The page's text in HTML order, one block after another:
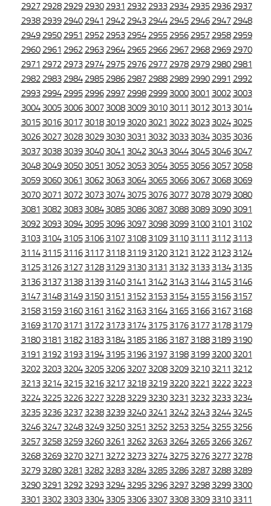
2927 2928 2929 2930 2931 2932 2933 2934 2935 2936 2937
2938 2939 2940 2941 2942 2943 2944 2945 2946 2947 2948
2949 2950 2951 2952 2953 2954 2955 2956 2957 2958 2959
2960 2961 2962 2963 2964 2965 2966 2967 2968 2969 2970
2971 2972 2973 2974 2975 2976 2977 2978 2979 2980 2981
2982 2983 2984 2985 2986 2987 2988 2989 2990 2991 2992
2993 2994 2995 2996 2997 2998 2999 3000 3001 3002 3003
3004 3005 3006 3007 3008 3009 3010 3011 3012 3013 3014
3015 3016 3017 3018 3019 3020 3021 3022 3023 3024 3025
3026 3027 3028 3029 3030 3031 3032 3033 3034 3035 3036
3037 3038 3039 3040 3041 3042 3043 3044 3045 3046 3047
3048 3049 3050 3051 3052 3053 3054 3055 3056 3057 3058
3059 3060 3061 3062 3063 3064 3065 3066 3067 3068 3069
3070 3071 3072 3073 3074 3075 3076 3077 3078 3079 3080
3081 3082 3083 3084 3085 3086 3087 3088 3089 3090 3091
3092 3093 3094 3095 3096 3097 3098 3099 3100 3101 3102
3103 3104 3105 3106 3107 3108 3109 3110 3111 3112 3113
3114 3115 3116 3117 3118 3119 3120 3121 3122 3123 3124
3125 3126 3127 3128 3129 3130 3131 3132 3133 3134 3135
3136 3137 3138 3139 3140 3141 3142 3143 3144 3145 3146
3147 3148 3149 3150 3151 3152 3153 3154 3155 3156 3157
3158 3159 3160 3161 3162 3163 3164 3165 3166 3167 3168
3169 3170 3171 3172 3173 3174 3175 3176 3177 3178 3179
3180 3181 3182 3183 3184 3185 3186 3187 3188 3189 3190
3191 3192 3193 3194 3195 3196 3197 3198 3199 3200 3201
3202 3203 3204 3205 3206 3207 3208 3209 3210 3211 3212
3213 3214 3215 3216 3217 3218 3219 3220 3221 3222 3223
3224 3225 3226 3227 3228 3229 3230 3231 3232 3233 3234
3235 3236 3237 3238 3239 3240 3241 3242 3243 3244 3245
3246 3247 3248 3249 3250 3251 3252 3253 3254 3255 3256
3257 3258 3259 3260 3261 3262 3263 3264 3265 3266 3267
3268 3269 3270 3271 3272 3273 3274 3275 3276 3277 3278
3279 3280 3281 3282 3283 3284 3285 3286 3287 3288 3289
3290 3291 3292 3293 3294 3295 3296 3297 3298 3299 3300
3301 3302 3303 3304 3305 3306 3307 3308 3309 3310 3311